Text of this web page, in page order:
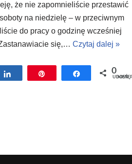
że nie zapomnieliście przestawić
na niedzielę – w przeciwnym
do pracy o godzinę wcześniej
się,… Czytaj dalej »
Udostępnij Przypnij Udostępnij
0
UDOSTĘPNIEŃ